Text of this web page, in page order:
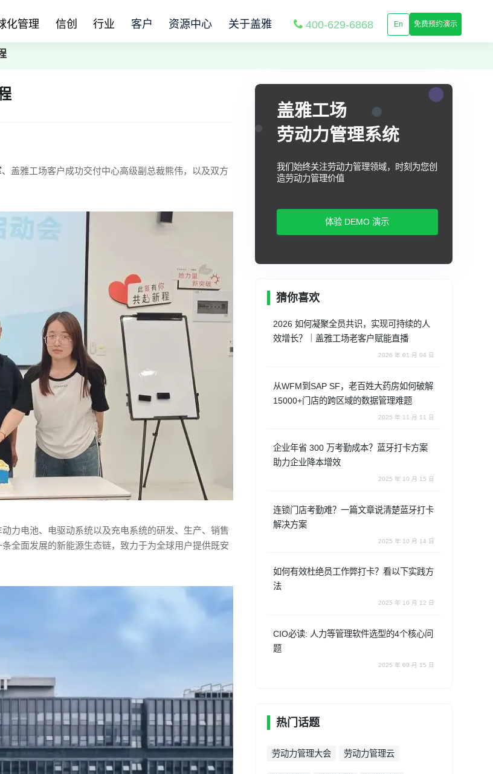
化管理 信创 行业 客户 资源中心 关于盖雅 400-629-6868 En 免费预约演示
、盖雅工场客户成功交付中心高级副总裁熊伟，以及双方
力电池、电驱动系统以及充电系统的研发、生产、销售
全面发展的新能源生态链，致力于为全球用户提供既安
盖雅工场
劳动力管理系统
我们始终关注劳动力管理领域，时刻为您创
造劳动力管理价值
体验 DEMO 演示
猜你喜欢
2026 如何凝聚全员共识，实现可持续的人
效增长？｜盖雅工场老客户赋能直播
2026 年 01 月 04 日
从WFM到SAP SF，老百姓大药房如何破解
15000+门店的跨区域的数据管理难题
2025 年 11 月 11 日
企业年省 300 万考勤成本？蓝牙打卡方案
助力企业降本增效
2025 年 10 月 15 日
连锁门店考勤难？一篇文章说清楚蓝牙打卡
解决方案
2025 年 10 月 14 日
如何有效杜绝员工作弊打卡？看以下实践方
法
2025 年 10 月 12 日
CIO必读: 人力等管理软件选型的4个核心问
题
2025 年 09 月 15 日
热门话题
劳动力管理大会 劳动力管理云